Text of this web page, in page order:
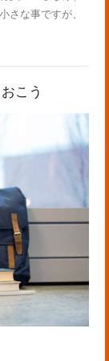
さな事ですが、
こう